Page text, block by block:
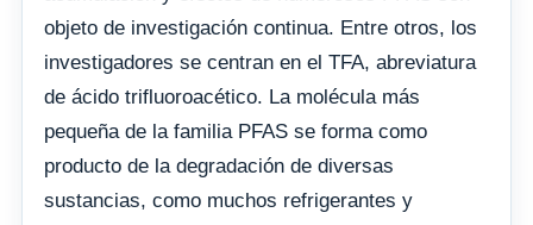
objeto de investigación continua. Entre otros, los
investigadores se centran en el TFA, abreviatura
de ácido trifluoroacético. La molécula más
pequeña de la familia PFAS se forma como
producto de la degradación de diversas
sustancias, como muchos refrigerantes y